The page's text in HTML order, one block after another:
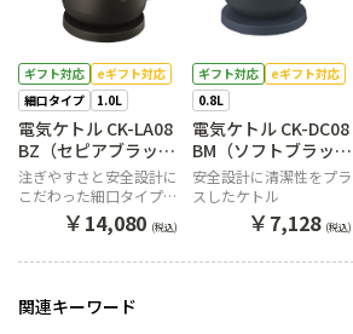
ギフト対応
eギフト対応
細口タイプ
1.0L
電気ケトル CK-LA08
BZ（セピアブラッ
ク）
注ぎやすさと安全設計に
こだわった細口タイプの
電気ケトル
￥14,080 (税込)
ギフト対応
eギフト対応
0.8L
電気ケトル CK-DC08
BM（ソフトブラッ
ク）
安全設計に清潔性をプラ
スしたケトル
￥7,128 (税込)
関連キーワード